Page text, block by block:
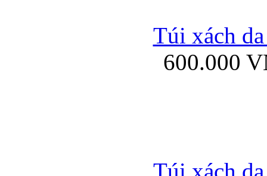
Ốp lưng
Túi xách
600.000